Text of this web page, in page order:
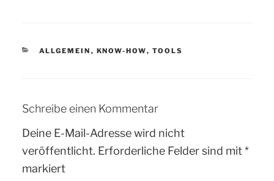
KATEGORIEN
ALLGEMEIN , KNOW-HOW, TOOLS
Schreibe einen Kommentar
Deine E-Mail-Adresse wird nicht
veröffentlicht. Erforderliche Felder sind mit*
markiert